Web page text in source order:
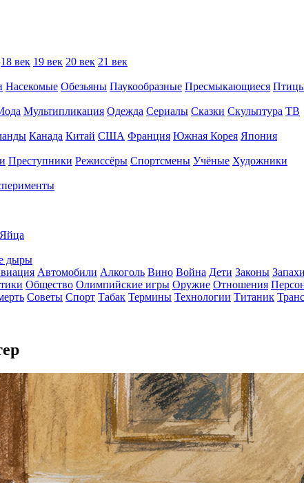
18 век 19 век 20 век 21 век
Насекомые Обезьяны Паукообразные Пресмыкающиеся
Мультипликация Одежда Сериалы Сказки Скульптура ТВ
Канада Китай США Франция Южная Корея Япония
Преступники Режиссёры Спортсмены Учёные Художники
Яйца
дыры
Автомобили Алкоголь Вино Война Дети Законы Запахи
Общество Олимпийские игры Оружие Отношения
Советы Спорт Табак Термины Технологии Титаник